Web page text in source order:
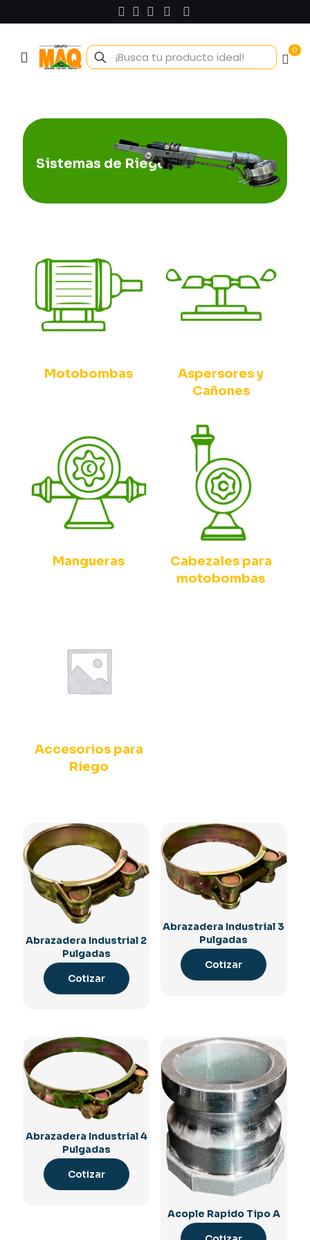
0
Sistemas de Riego
Motobombas
Aspersores y
Cañones
Mangueras
Cabezales para
motobombas
Accesorios para
Riego
Abrazadera Industrial 2
Pulgadas
Cotizar
Abrazadera Industrial 3
Pulgadas
Cotizar
Abrazadera Industrial 4
Pulgadas
Cotizar
Acople Rapido Tipo A